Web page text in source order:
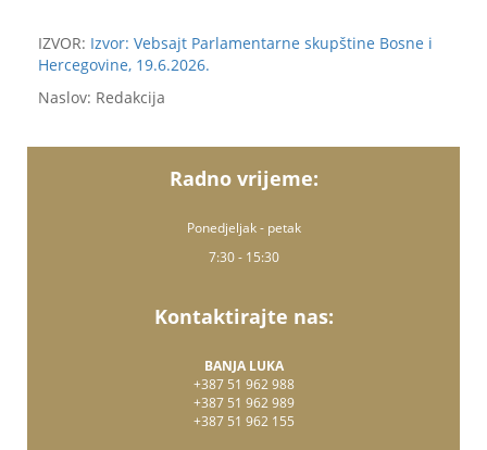
IZVOR: Izvor: Vebsajt Parlamentarne skupštine Bosne i
Hercegovine, 19.6.2026.
Naslov: Redakcija
Radno vrijeme:
Ponedjeljak - petak
7:30 - 15:30
Kontaktirajte nas:
BANJA LUKA
+387 51 962 988
+387 51 962 989
+387 51 962 155